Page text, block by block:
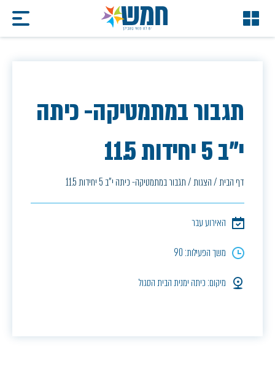
תגבור במתמטיקה- כיתה
י"ב 5 יחידות 11.5
דף הבית/הצגות/תגבור במתמטיקה- כיתה י"ב 5 יחידות 11.5
האירוע עבר
משך הפעילות: 90
מיקום: כיתה ימנית הבית הסגול